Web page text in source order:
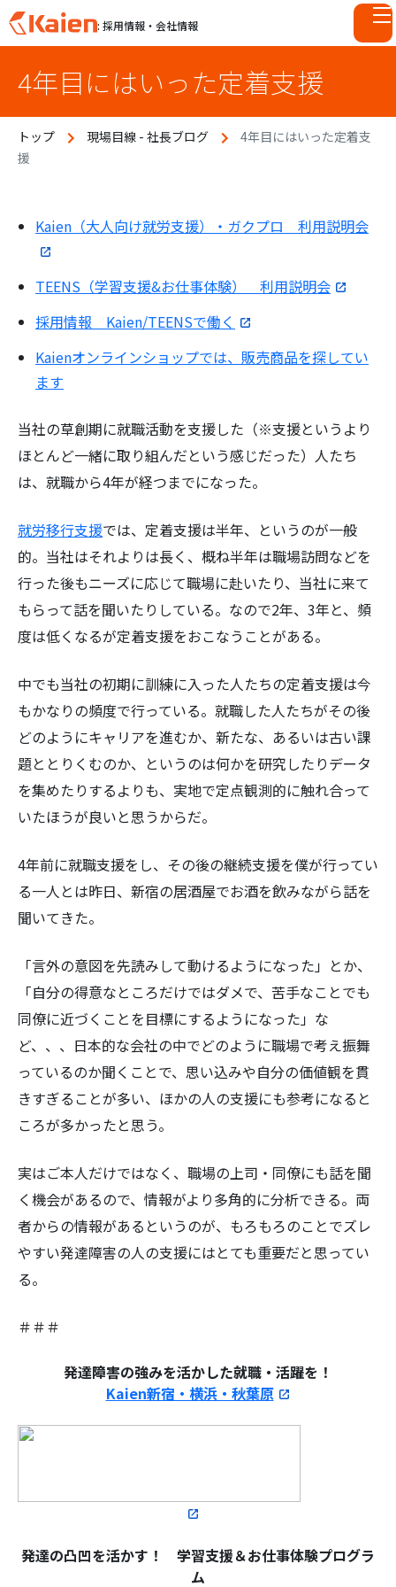
p
: 採用情報・会社情報
4年目にはいった定着支援
トップ 現場目線 - 社長ブログ
4年目にはいった定着支
援
Kaien（大人向け就労支援）・ガクプロ 利用説明会
TEENS（学習支援&お仕事体験） 利用説明会
採用情報 Kaien/TEENSで働く
Kaienオンラインショップでは、販売商品を探してい
ます
当社の草創期に就職活動を支援した（※支援というより
ほとんど一緒に取り組んだという感じだった）人たち
は、就職から4年が経つまでになった。
就労移行支援では、定着支援は半年、というのが一般
的。当社はそれよりは長く、概ね半年は職場訪問などを
行った後もニーズに応じて職場に赴いたり、当社に来て
もらって話を聞いたりしている。なので2年、3年と、頻
度は低くなるが定着支援をおこなうことがある。
中でも当社の初期に訓練に入った人たちの定着支援は今
もかなりの頻度で行っている。就職した人たちがその後
どのようにキャリアを進むか、新たな、あるいは古い課
題ととりくむのか、というのは何かを研究したりデータ
を集めたりするよりも、実地で定点観測的に触れ合って
いたほうが良いと思うからだ。
4年前に就職支援をし、その後の継続支援を僕が行ってい
る一人とは昨日、新宿の居酒屋でお酒を飲みながら話を
聞いてきた。
「言外の意図を先読みして動けるようになった」とか、
「自分の得意なところだけではダメで、苦手なことでも
同僚に近づくことを目標にするようになった」な
ど、、、日本的な会社の中でどのように職場で考え振舞
っているのか聞くことで、思い込みや自分の価値観を貫
きすぎることが多い、ほかの人の支援にも参考になると
ころが多かったと思う。
実はご本人だけではなく、職場の上司・同僚にも話を聞
く機会があるので、情報がより多角的に分析できる。両
者からの情報があるというのが、もろもろのことでズレ
やすい発達障害の人の支援にはとても重要だと思ってい
る。
＃＃＃
発達障害の強みを活かした就職・活躍を！
Kaien新宿・横浜・秋葉原
発達の凸凹を活かす！ 学習支援＆お仕事体験プログラ
ム